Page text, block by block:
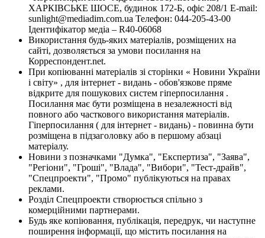
ХАРКІВСЬКЕ ШОСЕ, будинок 172-Б, офіс 208/1 E-mail:
sunlight@mediadim.com.ua Телефон: 044-205-43-00
Ідентифікатор медіа – R40-06068
Використання будь-яких матеріалів, розміщених на
сайті, дозволяється за умови посилання на
Корреспондент.net.
При копіюванні матеріалів зі сторінки « Новини України
і світу» , для інтернет - видань - обов'язкове пряме
відкрите для пошукових систем гіперпосилання .
Посилання має бути розміщена в незалежності від
повного або часткового використання матеріалів.
Гіперпосилання ( для інтернет - видань) - повинна бути
розміщена в підзаголовку або в першому абзаці
матеріалу.
Новини з позначками "Думка", "Експертиза", "Заява",
"Регіони", "Гроші", "Влада", "Вибори", "Тест-драйв",
"Спецпроекти", "Промо" публікуються на правах
реклами.
Розділ Спецпроекти створюється спільно з
комерційними партнерами.
Будь яке копіювання, публікація, передрук, чи наступне
поширення інформації, що містить посилання на